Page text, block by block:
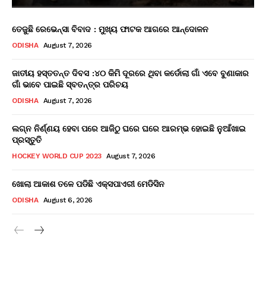
ତେଜୁଛି ରେଭେନ୍ସା ବିବାଦ : ମୁଖ୍ୟ ଫାଟକ ଆଗରେ ଆନ୍ଦୋଳନ
ODISHA August 7, 2026
ଜାତୀୟ ହସ୍ତତନ୍ତ ଦିବସ :୪୦ କିମି ଦୂରରେ ଥିବା କର୍ଡୋଲା ଗାଁ ଏବେ ବୁଣାକାର
ଗାଁ ଭାବେ ପାଇଛି ସ୍ବତନ୍ତ୍ର ପରିଚୟ
ODISHA August 7, 2026
ଲଗ୍ନ ନିର୍ଣ୍ଣୟ ହେବା ପରେ ଆଜିଠୁ ଘରେ ଘରେ ଆରମ୍ଭ ହୋଇଛି ନୁଆଁଖାଇ
ପ୍ରସ୍ତୁତି
HOCKEY WORLD CUP 2023 August 7, 2026
ଖୋଲା ଆକାଶ ତଳେ ପଡିଛି ଏକ୍ସପାଏରୀ ମେଡିସିନ
ODISHA August 6, 2026